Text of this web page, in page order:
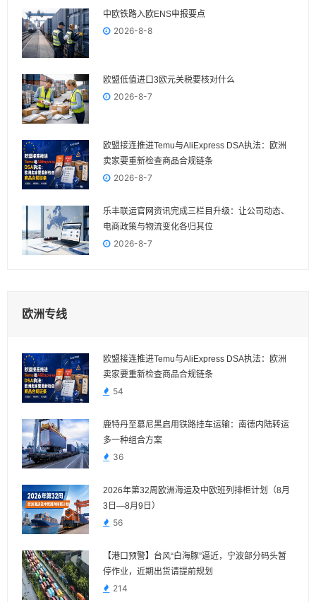
中欧铁路入欧ENS申报要点
2026-8-8
欧盟低值进口3欧元关税要核对什么
2026-8-7
欧盟接连推进Temu与AliExpress DSA执法：欧洲
卖家要重新检查商品合规链条
2026-8-7
乐丰联运官网资讯完成三栏目升级：让公司动态、
电商政策与物流变化各归其位
2026-8-7
欧洲专线
欧盟接连推进Temu与AliExpress DSA执法：欧洲
卖家要重新检查商品合规链条
54
鹿特丹至慕尼黑启用铁路挂车运输：南德内陆转运
多一种组合方案
36
2026年第32周欧洲海运及中欧班列排柜计划（8月
3日—8月9日）
56
【港口预警】台风“白海豚”逼近，宁波部分码头暂
停作业，近期出货请提前规划
214